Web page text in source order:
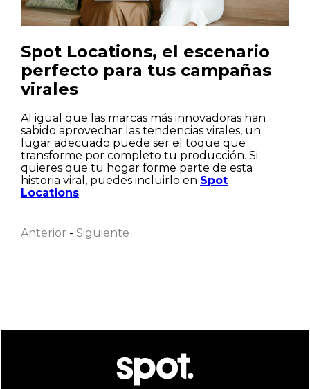
Nombre
He leído y acepto la Política de privacidad
Spot Locations, el escenario
perfecto para tus campañas
virales
Al igual que las marcas más innovadoras han
sabido aprovechar las tendencias virales, un
lugar adecuado puede ser el toque que
transforme por completo tu producción. Si
quieres que tu hogar forme parte de esta
historia viral, puedes incluirlo en Spot
Locations.
Anterior - Siguiente